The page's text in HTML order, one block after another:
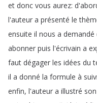
et donc vous aurez:
l'auteur a présenté le
ensuite il nous a demandé
abonner puis l'écrivain a
faut dégager les idées du
il a donné la formule à
enfin, l'auteur a illustré son